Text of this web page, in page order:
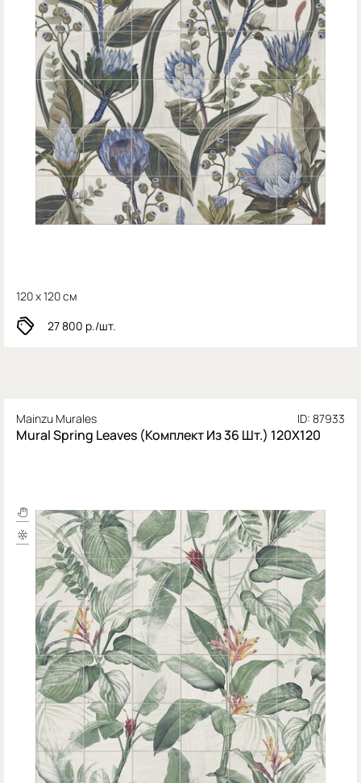
120 x 120 см
27 800 р./шт.
Mainzu Murales ID: 87933
Mural Spring Leaves (Комплект Из 36 Шт.) 120X120